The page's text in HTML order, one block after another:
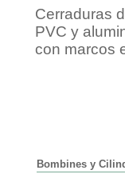
Cerraduras
PVC y
con marcos
Bombines y